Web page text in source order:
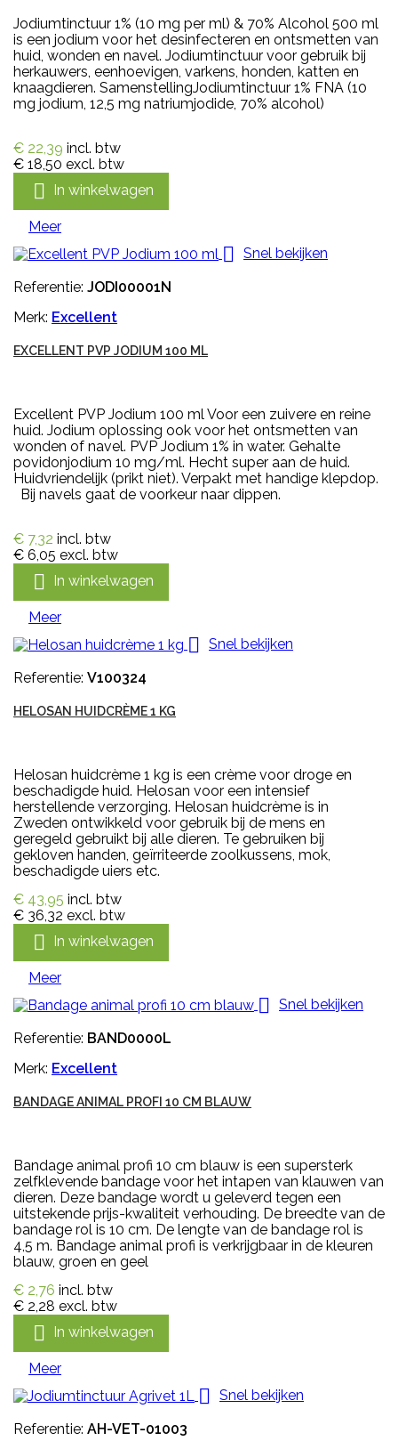
Jodiumtinctuur 1% (10 mg per ml) & 70% Alcohol 500 ml
is een jodium voor het desinfecteren en ontsmetten van
huid, wonden en navel. Jodiumtinctuur voor gebruik bij
herkauwers, eenhoevigen, varkens, honden, katten en
knaagdieren. SamenstellingJodiumtinctuur 1% FNA (10
mg jodium, 12,5 mg natriumjodide, 70% alcohol)
€ 22,39 incl. btw
€ 18,50 excl. btw
 In winkelwagen
Meer
 Snel bekijken
Referentie: JODI00001N
Merk: Excellent
EXCELLENT PVP JODIUM 100 ML
Excellent PVP Jodium 100 ml Voor een zuivere en reine
huid. Jodium oplossing ook voor het ontsmetten van
wonden of navel. PVP Jodium 1% in water. Gehalte
povidonjodium 10 mg/ml. Hecht super aan de huid.
Huidvriendelijk (prikt niet). Verpakt met handige klepdop.
Bij navels gaat de voorkeur naar dippen.
€ 7,32 incl. btw
€ 6,05 excl. btw
 In winkelwagen
Meer
 Snel bekijken
Referentie: V100324
HELOSAN HUIDCRÈME 1 KG
Helosan huidcrème 1 kg is een crème voor droge en
beschadigde huid. Helosan voor een intensief
herstellende verzorging. Helosan huidcrème is in
Zweden ontwikkeld voor gebruik bij de mens en
geregeld gebruikt bij alle dieren. Te gebruiken bij
gekloven handen, geïrriteerde zoolkussens, mok,
beschadigde uiers etc.
€ 43,95 incl. btw
€ 36,32 excl. btw
 In winkelwagen
Meer
 Snel bekijken
Referentie: BAND0000L
Merk: Excellent
BANDAGE ANIMAL PROFI 10 CM BLAUW
Bandage animal profi 10 cm blauw is een supersterk
zelfklevende bandage voor het intapen van klauwen van
dieren. Deze bandage wordt u geleverd tegen een
uitstekende prijs-kwaliteit verhouding. De breedte van de
bandage rol is 10 cm. De lengte van de bandage rol is
4,5 m. Bandage animal profi is verkrijgbaar in de kleuren
blauw, groen en geel
€ 2,76 incl. btw
€ 2,28 excl. btw
 In winkelwagen
Meer
 Snel bekijken
Referentie: AH-VET-01003